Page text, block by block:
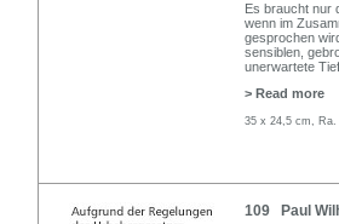
Es braucht nur
wenn im
gesprochen
sensiblen,
unerwartete
> Read more
35 x 24,5 cm,
109 Paul